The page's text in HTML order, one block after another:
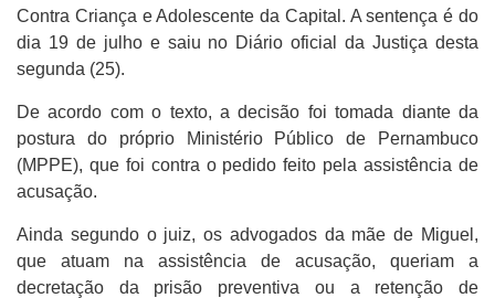
Contra Criança e Adolescente da Capital. A sentença é do
dia 19 de julho e saiu no Diário oficial da Justiça desta
segunda (25).
De acordo com o texto, a decisão foi tomada diante da
postura do próprio Ministério Público de Pernambuco
(MPPE), que foi contra o pedido feito pela assistência de
acusação.
Ainda segundo o juiz, os advogados da mãe de Miguel,
que atuam na assistência de acusação, queriam a
decretação da prisão preventiva ou a retenção de